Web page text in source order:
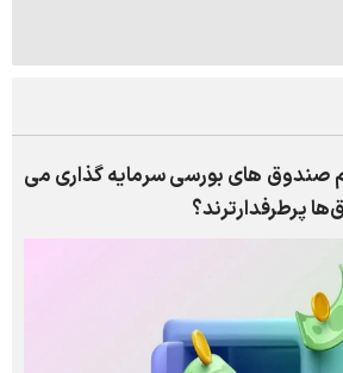
صندوق های بورسی سرمایه گذاری می
پرطرفدارترند؟